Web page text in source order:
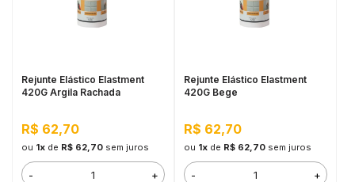
Rejunte Elástico Elastment
420G Argila Rachada
R$ 62,70
ou 1xde R$ 62,70 sem juros
- +
Rejunte Elástico Elastment
420G Bege
R$ 62,70
ou 1xde R$ 62,70 sem juros
- +